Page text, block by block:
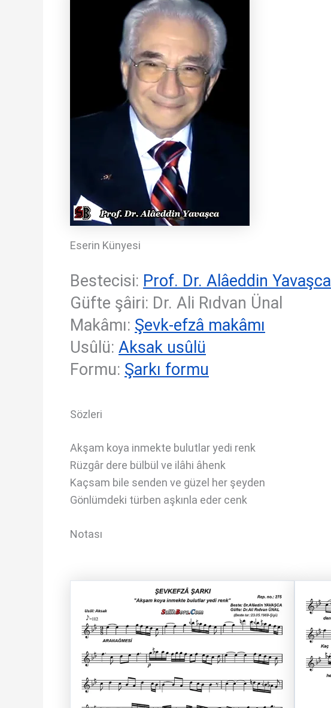
Eserin Künyesi
Bestecisi: Prof. Dr. Alâeddin Yavaşca
Güfte şâiri: Dr. Ali Rıdvan Ünal
Makâmı: Şevk-efzâ makâmı
Usûlü: Aksak usûlü
Formu: Şarkı formu
Sözleri
Akşam koya inmekte bulutlar yedi renk
Rüzgâr dere bülbül ve ilâhi âhenk
Kaçsam bile senden ve güzel her şeyden
Gönlümdeki türben aşkınla eder cenk
Notası